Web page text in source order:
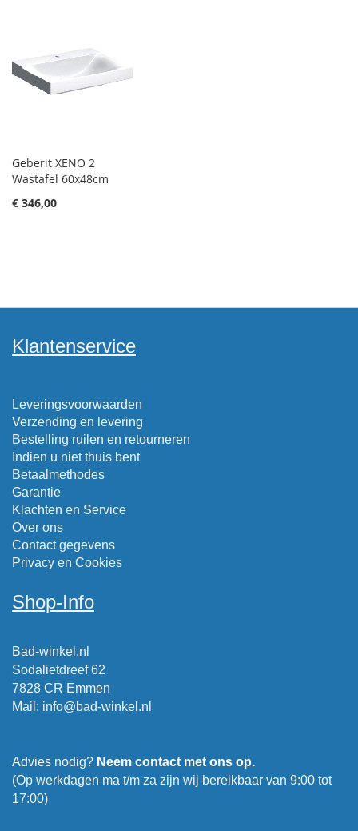
Geberit XENO 2
Wastafel 60x48cm
€ 346,00
Klantenservice
Leveringsvoorwaarden
Verzending en levering
Bestelling ruilen en retourneren
Indien u niet thuis bent
Betaalmethodes
Garantie
Klachten en Service
Over ons
Contact gegevens
Privacy en Cookies
Shop-Info
Bad-winkel.nl
Sodalietdreef 62
7828 CR Emmen
Mail : info@bad-winkel.nl
Advies nodig? Neem contact met ons op.
(Op werkdagen ma t/m za zijn wij bereikbaar van 9:00 tot
17:00)